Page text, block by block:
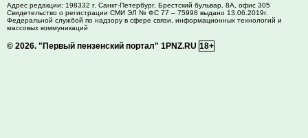
Адрес редакции: 198332 г. Санкт-Петербург, Брестский бульвар, 8А, офис 305
Свидетельство о регистрации СМИ ЭЛ № ФС 77 – 75998 выдано 13.06.2019г.
Федеральной службой по надзору в сфере связи, информационных технологий и
массовых коммуникаций
© 2026. "Первый пензенский портал" 1PNZ.RU 18+